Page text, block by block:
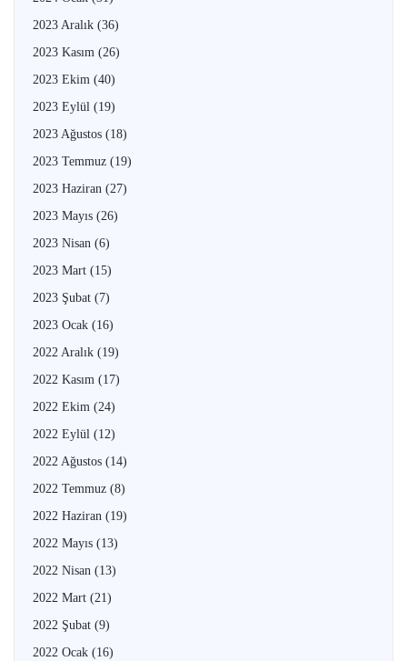
2023 Aralık (36)
2023 Kasım (26)
2023 Ekim (40)
2023 Eylül (19)
2023 Ağustos (18)
2023 Temmuz (19)
2023 Haziran (27)
2023 Mayıs (26)
2023 Nisan (6)
2023 Mart (15)
2023 Şubat (7)
2023 Ocak (16)
2022 Aralık (19)
2022 Kasım (17)
2022 Ekim (24)
2022 Eylül (12)
2022 Ağustos (14)
2022 Temmuz (8)
2022 Haziran (19)
2022 Mayıs (13)
2022 Nisan (13)
2022 Mart (21)
2022 Şubat (9)
2022 Ocak (16)